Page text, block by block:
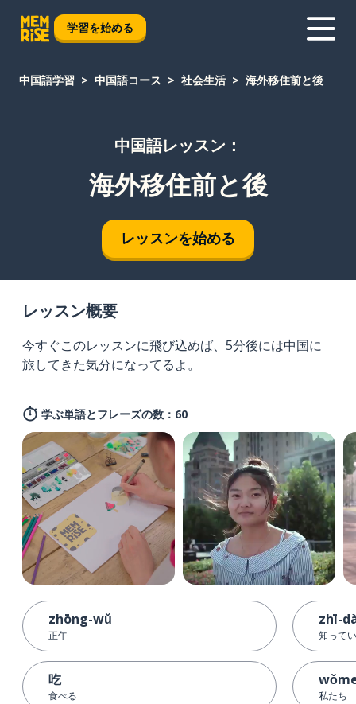
学習を始める
中国語学習 中国語コース 社会生活 海外移住前と後
中国語レッスン：
海外移住前と後
レッスンを始める
レッスン概要
今すぐこのレッスンに飛び込めば、5分後には中国に
旅してきた気分になってるよ。
学ぶ単語とフレーズの数：60
zhōng-wǔ
正午
吃
食べる
zhī-
知って
私たち